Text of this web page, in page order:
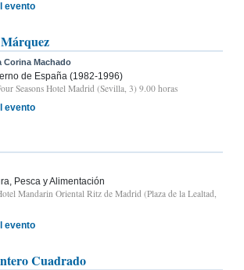
evento
Corina Machado
de España (1982-1996)
Seasons Hotel Madrid (Sevilla, 3) 9.00 horas
evento
Pesca y Alimentación
Mandarin Oriental Ritz de Madrid (Plaza de la Lealtad,
evento
Cuadrado